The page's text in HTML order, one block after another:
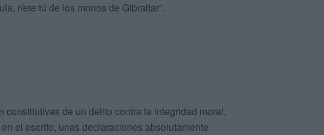
ríete tú de los monos de Gibraltar”.
de un delito contra la integridad moral,
el escrito, unas declaraciones absolutamente